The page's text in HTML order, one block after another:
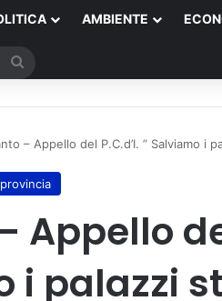
AMBIENTE
– Appello del P.C.d’I. ” Salviamo i
Appello
i palazzi